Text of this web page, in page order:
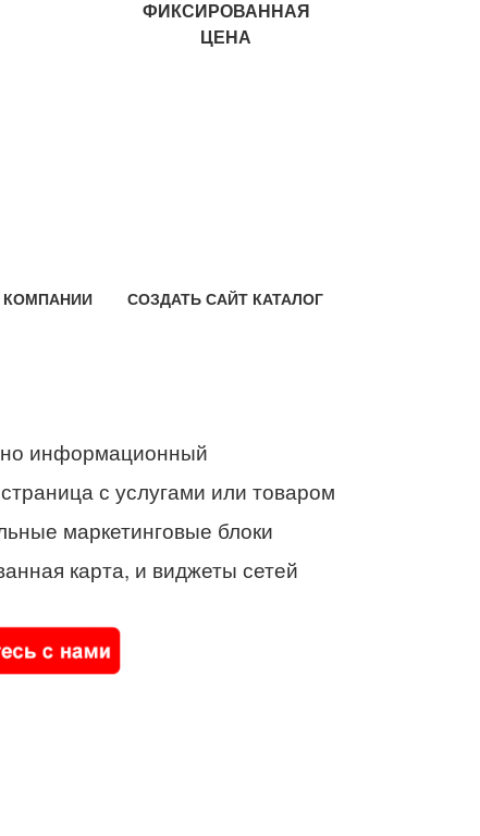
ФИКСИРОВАННАЯ
ЦЕНА
КОМПАНИИ СОЗДАТЬ САЙТ КАТАЛОГ
информационный
с услугами или товаром
маркетинговые блоки
карта, и виджеты сетей